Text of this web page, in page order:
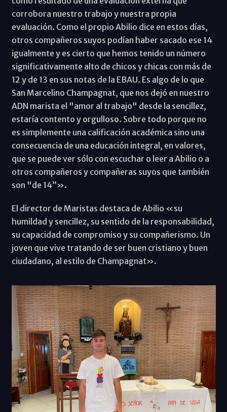
corrobora nuestro trabajo y nuestra propia
evaluación. Como el propio Abilio dice en estos días,
otros compañeros suyos podían haber sacado ese 14
igualmente y es cierto que hemos tenido un número
significativamente alto de chicos y chicas con más de
12 y de 13 en sus notas de la EBAU. Es algo de lo que
San Marcelino Champagnat, que nos dejó en nuestro
ADN marista el "amor al trabajo" desde la sencillez,
estaría contento y orgulloso. Sobre todo porque no
es simplemente una calificación académica sino una
consecuencia de una educación integral, en valores,
que se puede ver sólo con escuchar o leer a Abilio o a
otros compañeros y compañeras suyos que también
son "de 14”».
El director de Maristas destaca de Abilio «su
humildad y sencillez, su sentido de la responsabilidad,
su capacidad de compromiso y su compañerismo. Un
joven que vive tratando de ser buen cristiano y buen
ciudadano, al estilo de Champagnat».